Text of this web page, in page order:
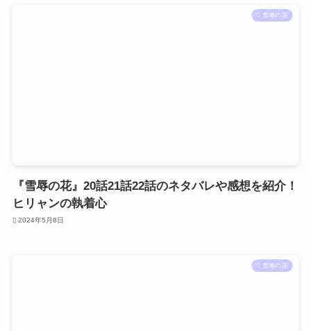
雪辱の花
『雪辱の花』20話21話22話のネタバレや感想を紹介！
ヒリャンの執着心
2024年5月8日
雪辱の花